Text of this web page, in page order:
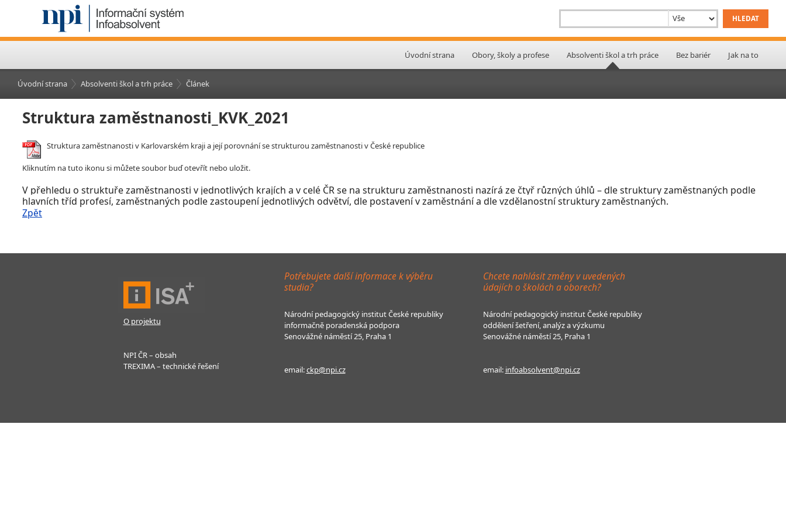
Úvodní strana Obory, školy a profese Absolventi škol a trh práce Bez bariér Jak na to
Úvodní strana Absolventi škol a trh práce Článek
Struktura zaměstnanosti_KVK_2021
Struktura zaměstnanosti v Karlovarském kraji a její porovnání se strukturou zaměstnanosti v České republice
Kliknutím na tuto ikonu si můžete soubor buď otevřít nebo uložit.
V přehledu o struktuře zaměstnanosti v jednotlivých krajích a v celé ČR se na strukturu zaměstnanosti nazírá ze čtyř různých úhlů – dle struktury zaměstnaných podle
hlavních tříd profesí, zaměstnaných podle zastoupení jednotlivých odvětví, dle postavení vzaměstnání a dle vzdělanostní struktury zaměstnaných.
Zpět
O projektu
NPI ČR – obsah
TREXIMA – technické řešení
Potřebujete další informace k výběru
studia?
Národní pedagogický institut České republiky
informačně poradenská podpora
Senovážné náměstí 25, Praha 1
email:ckp@npi.cz
Chcete nahlásit změny v uvedených
údajích o školách a oborech?
Národní pedagogický institut České republiky
oddělení šetření, analýz a výzkumu
Senovážné náměstí 25, Praha 1
email: infoabsolvent@npi.cz